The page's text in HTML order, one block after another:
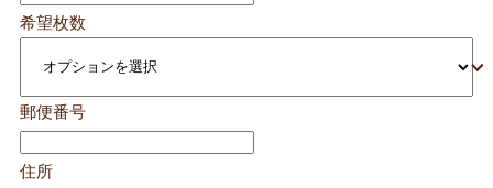
希望枚数
郵便番号
住所